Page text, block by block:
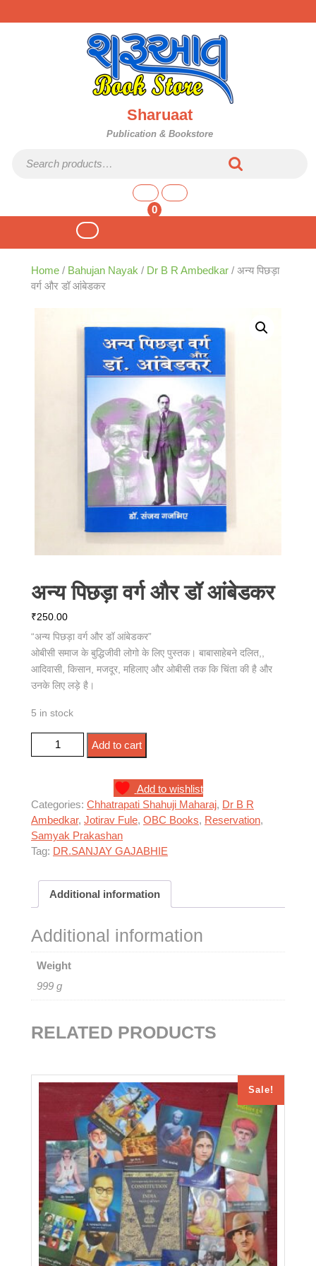
to
Sharuaat
Publication & Bookstore
0
shopping
Open
Button
Home / Bahujan Nayak / Dr B R Ambedkar / अन्य पिछड़ा
वर्ग और डॉ आंबेडकर
अन्य पिछड़ा वर्ग और डॉ आंबेडकर
₹250.00
“अन्य पिछड़ा वर्ग और डॉ आंबेडकर”
ओबीसी समाज के बुद्धिजीवी लोगो के लिए पुस्तक। बाबासाहेबने दलित,,
आदिवासी, किसान, मजदूर, महिलाए और ओबीसी तक कि चिंता की है और
उनके लिए लड़े है।
5 in stock
अन्य पिछड़ा वर्ग और डॉ आंबेडकर quantity
Add to cart
Add to wishlist
Categories: Chhatrapati Shahuji Maharaj, Dr B R
Ambedkar, Jotirav Fule, OBC Books, Reservation,
Samyak Prakashan
Tag: DR.SANJAY GAJABHIE
Additional information
Additional information
Weight
999 g
RELATED PRODUCTS
Sale!